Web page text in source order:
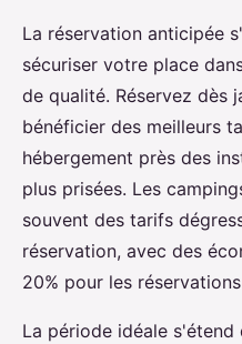
La réservation anticipée
sécuriser votre place
de qualité. Réservez dès
bénéficier des meilleurs
hébergement près des
plus prisées. Les
souvent des tarifs
réservation, avec des
20% pour les
La période idéale